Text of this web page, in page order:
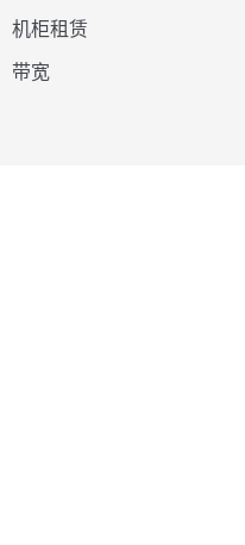
机柜租赁
带宽